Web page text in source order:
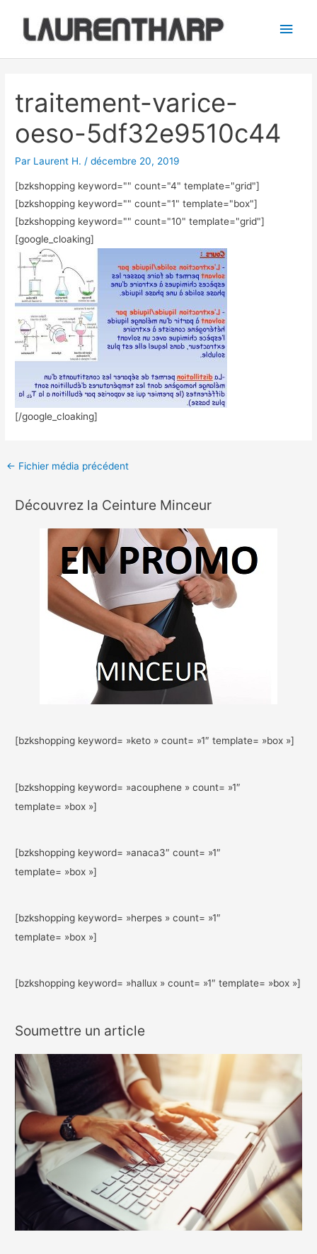
contenu
traitement-varice-
oeso-5df32e9510c44
Par Laurent H. /décembre 20, 2019
[bzkshopping keyword="" count="4" template="grid"]
[bzkshopping keyword="" count="1" template="box"]
[bzkshopping keyword="" count="10" template="grid"]
[google_cloaking]
[/google_cloaking]
articles
← Fichier média précédent
Découvrez la Ceinture Minceur
[bzkshopping keyword= »keto » count= »1″ template= »box »]
[bzkshopping keyword= »acouphene » count= »1″
template= »box »]
[bzkshopping keyword= »anaca3″ count= »1″
template= »box »]
[bzkshopping keyword= »herpes » count= »1″
template= »box »]
[bzkshopping keyword= »hallux » count= »1″ template= »box »]
Soumettre un article